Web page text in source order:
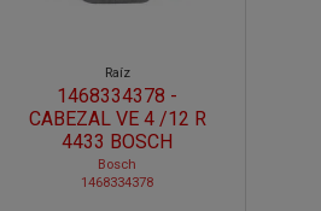
Raíz
1468334378 -
CABEZAL VE 4 /12 R
4433 BOSCH
Bosch
1468334378